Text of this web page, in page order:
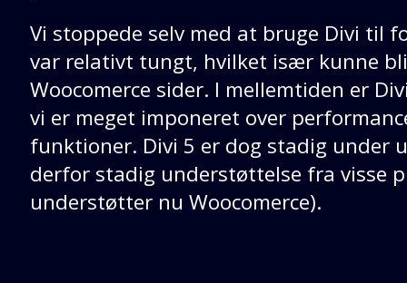
Vi stoppede selv med at bruge Divi til
var relativt tungt, hvilket især kunne
Woocomerce sider. I mellemtiden er
vi er meget imponeret over
funktioner. Divi 5 er dog stadig under
derfor stadig understøttelse fra visse
understøtter nu Woocomerce).